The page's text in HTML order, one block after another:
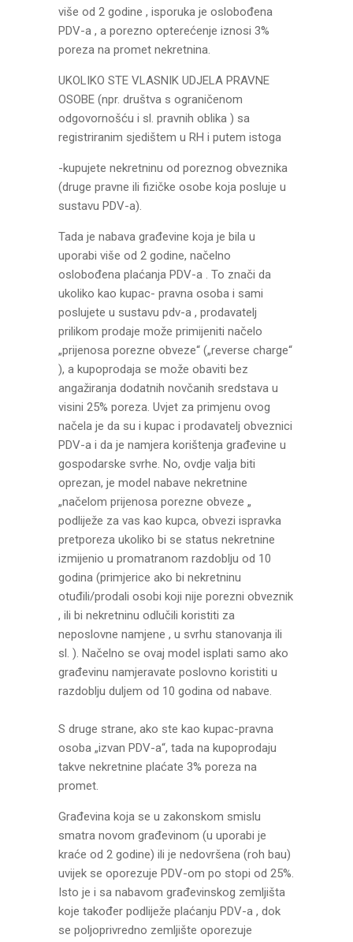
više od 2 godine , isporuka je oslobođena
PDV-a , a porezno opterećenje iznosi 3%
poreza na promet nekretnina.
UKOLIKO STE VLASNIK UDJELA PRAVNE
OSOBE (npr. društva s ograničenom
odgovornošću i sl. pravnih oblika ) sa
registriranim sjedištem u RH i putem istoga
-kupujete nekretninu od poreznog obveznika
(druge pravne ili fizičke osobe koja posluje u
sustavu PDV-a).
Tada je nabava građevine koja je bila u
uporabi više od 2 godine, načelno
oslobođena plaćanja PDV-a . To znači da
ukoliko kao kupac- pravna osoba i sami
poslujete u sustavu pdv-a , prodavatelj
prilikom prodaje može primijeniti načelo
„prijenosa porezne obveze“ („reverse charge“
), a kupoprodaja se može obaviti bez
angažiranja dodatnih novčanih sredstava u
visini 25% poreza. Uvjet za primjenu ovog
načela je da su i kupac i prodavatelj obveznici
PDV-a i da je namjera korištenja građevine u
gospodarske svrhe. No, ovdje valja biti
oprezan, je model nabave nekretnine
„načelom prijenosa porezne obveze „
podliježe za vas kao kupca, obvezi ispravka
pretporeza ukoliko bi se status nekretnine
izmijenio u promatranom razdoblju od 10
godina (primjerice ako bi nekretninu
otuđili/prodali osobi koji nije porezni obveznik
, ili bi nekretninu odlučili koristiti za
neposlovne namjene , u svrhu stanovanja ili
sl. ). Načelno se ovaj model isplati samo ako
građevinu namjeravate poslovno koristiti u
razdoblju duljem od 10 godina od nabave.
S druge strane, ako ste kao kupac-pravna
osoba „izvan PDV-a“, tada na kupoprodaju
takve nekretnine plaćate 3% poreza na
promet.
Građevina koja se u zakonskom smislu
smatra novom građevinom (u uporabi je
kraće od 2 godine) ili je nedovršena (roh bau)
uvijek se oporezuje PDV-om po stopi od 25%.
Isto je i sa nabavom građevinskog zemljišta
koje također podliježe plaćanju PDV-a , dok
se poljoprivredno zemljište oporezuje